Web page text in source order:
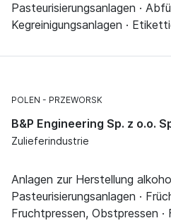
Pasteurisierungsanlagen ·
Kegreinigungsanlagen ·
POLEN PRZEWORSK
B&P Engineering Sp. z o.o.
Zulieferindustrie
Anlagen zur Herstellung
Pasteurisierungsanlagen ·
Fruchtpressen, Obstpressen